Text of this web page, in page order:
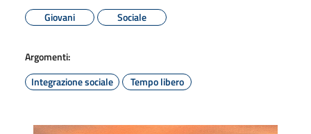
Giovani
Sociale
Argomenti:
Integrazione sociale
Tempo libero